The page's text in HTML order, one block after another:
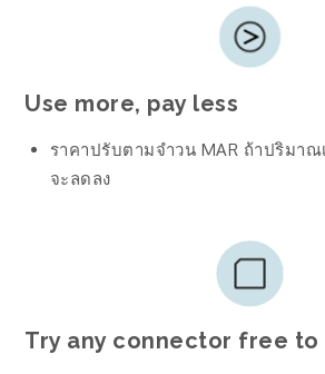
Use more, pay less
ราคาปรับตามจำวน MAR ถ้าปริมา
จะลดลง
Try any connector free